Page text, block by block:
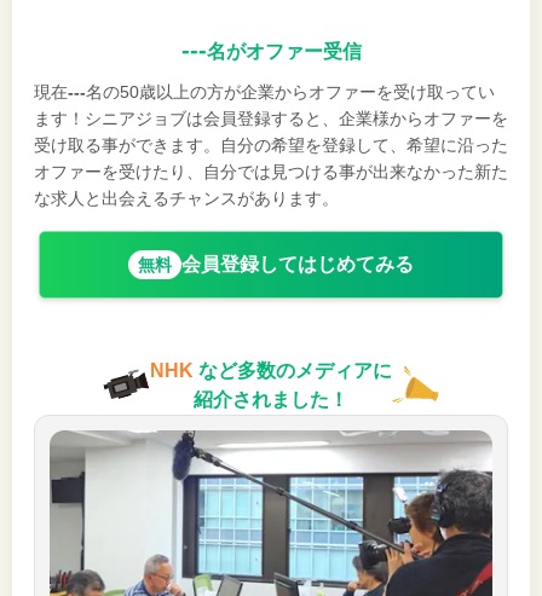
---名がオファー受信
現在---名の50歳以上の方が企業からオファーを受け取ってい
ます！シニアジョブは会員登録すると、企業様からオファーを
受け取る事ができます。自分の希望を登録して、希望に沿った
オファーを受けたり、自分では見つける事が出来なかった新た
な求人と出会えるチャンスがあります。
無料 会員登録してはじめてみる
NHK など多数のメディアに
紹介されました！